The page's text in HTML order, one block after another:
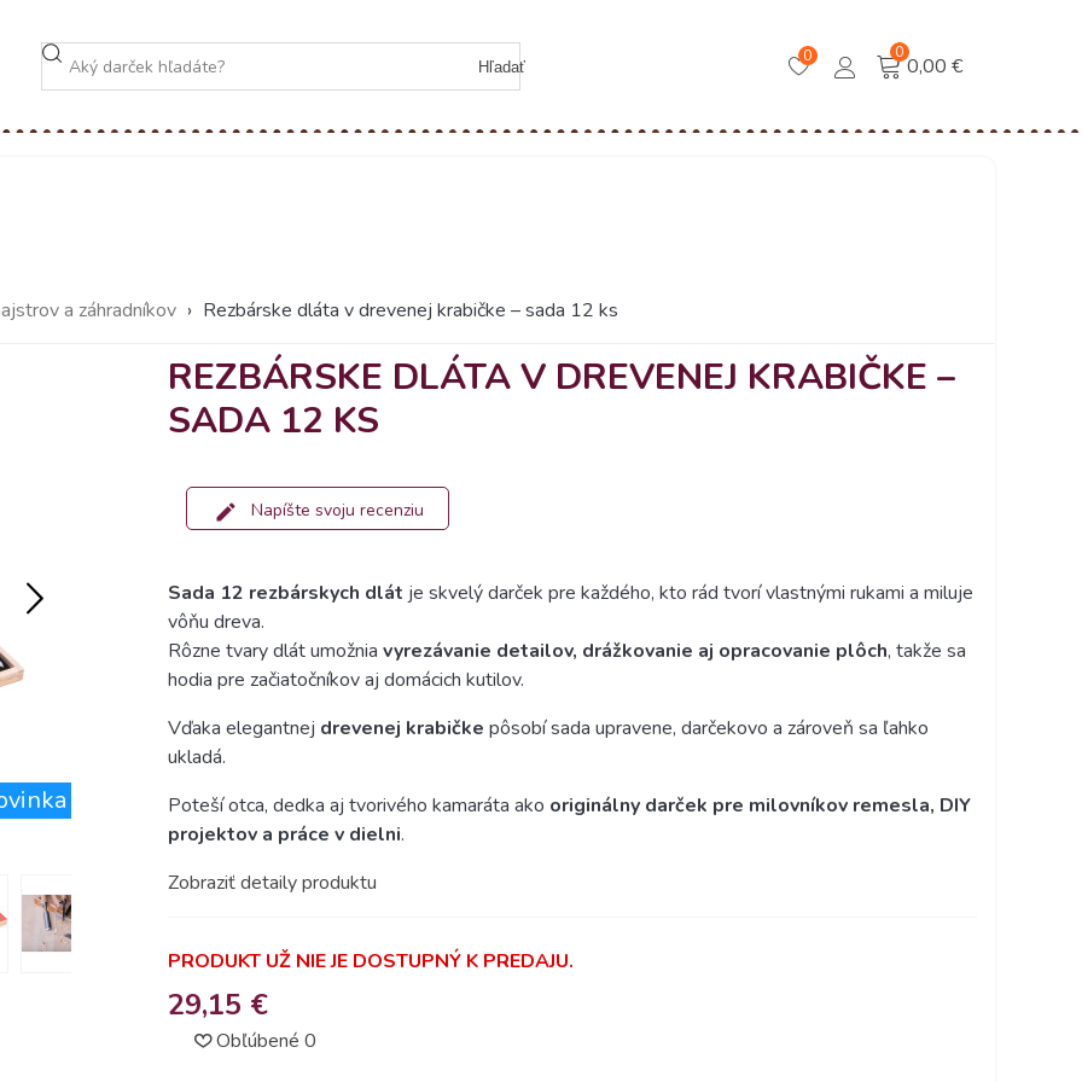
Hľadať
0 0
0,00 €
a záhradníkov › Rezbárske dláta v drevenej krabičke – sada 12 ks
REZBÁRSKE DLÁTA V DREVENEJ KRABIČKE –
SADA 12 KS
Napíšte svoju recenziu
Sada 12 rezbárskych dlát je skvelý darček pre každého, kto rád tvorí vlastnými rukami a miluje
vôňu dreva.
Rôzne tvary dlát umožnia vyrezávanie detailov, drážkovanie aj opracovanie plôch, takže sa
hodia pre začiatočníkov aj domácich kutilov.
Vďaka elegantnej drevenej krabičke pôsobí sada upravene, darčekovo a zároveň sa ľahko
ukladá.
Poteší otca, dedka aj tvorivého kamaráta ako originálny darček pre milovníkov remesla, DIY
projektov a práce v dielni.
Zobraziť detaily produktu
PRODUKT UŽ NIE JE DOSTUPNÝ K PREDAJU.
29,15 €
Obľúbené 0